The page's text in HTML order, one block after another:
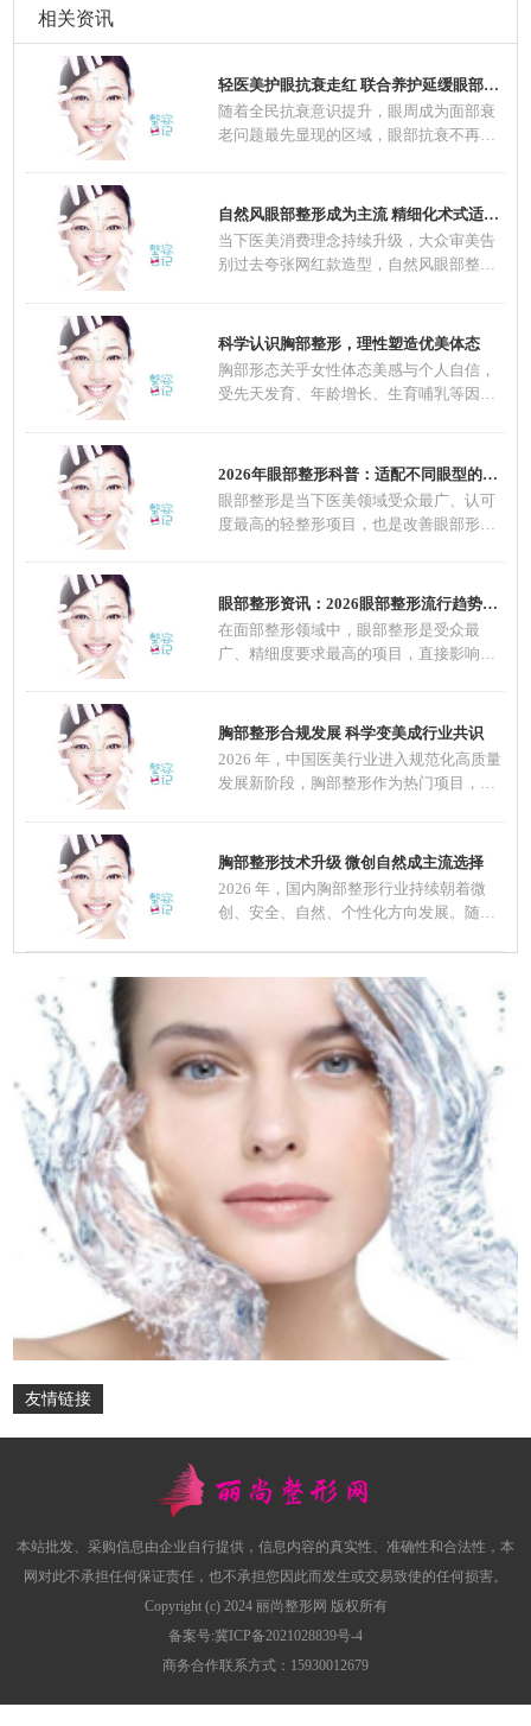
相关资讯
轻医美护眼抗衰走红 联合养护延缓眼部肌肤老
随着全民抗衰意识提升，眼周成为面部衰
老问题最先显现的区域，眼部抗衰不再是
自然风眼部整形成为主流 精细化术式适配不同
当下医美消费理念持续升级，大众审美告
别过去夸张网红款造型，自然风眼部整形
科学认识胸部整形，理性塑造优美体态
胸部形态关乎女性体态美感与个人自信，
受先天发育、年龄增长、生育哺乳等因素
2026年眼部整形科普：适配不同眼型的整形方案
眼部整形是当下医美领域受众最广、认可
度最高的轻整形项目，也是改善眼部形
眼部整形资讯：2026眼部整形流行趋势，自然定
在面部整形领域中，眼部整形是受众最
广、精细度要求最高的项目，直接影响面
胸部整形合规发展 科学变美成行业共识
2026 年，中国医美行业进入规范化高质量
发展新阶段，胸部整形作为热门项目，在
胸部整形技术升级 微创自然成主流选择
2026 年，国内胸部整形行业持续朝着微
创、安全、自然、个性化方向发展。随着
友情链接
本站批发、采购信息由企业自行提供，信息内容的真实性、准确性和合法性，本
网对此不承担任何保证责任，也不承担您因此而发生或交易致使的任何损害。
Copyright (c) 2024 丽尚整形网 版权所有
备案号:冀ICP备2021028839号-4
商务合作联系方式：15930012679